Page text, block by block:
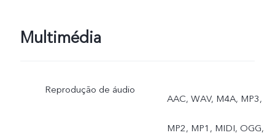
Multimédia
Reprodução de áudio
AAC, WAV, M4A, MP3,
MP2, MP1, MIDI, OGG,